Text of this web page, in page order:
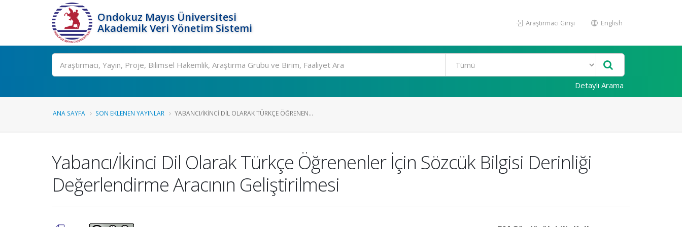
Ondokuz Mayıs Üniversitesi
Akademik Veri Yönetim Sistemi
Araştırmacı Girişi English
Ara
Detaylı Arama
ANA SAYFA SON EKLENEN YAYINLAR YABANCI/İKINCI DIL OLARAK TÜRKÇE ÖĞRENEN...
Yabancı/İkinci Dil Olarak Türkçe Öğrenenler İçin Sözcük Bilgisi Derinliği
Değerlendirme Aracının Geliştirilmesi